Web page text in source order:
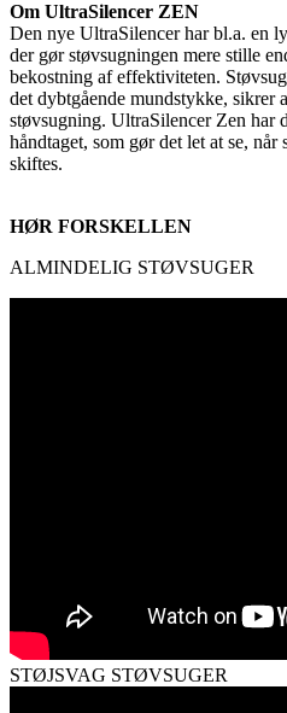
Om UltraSilencer ZEN
Den nye UltraSilencer har bl.a. en
der gør støvsugningen mere stille
bekostning af effektiviteten.
det dybtgående mundstykke,
støvsugning. UltraSilencer Zen har
håndtaget, som gør det let at se,
skiftes.
HØR FORSKELLEN
ALMINDELIG STØVSUGER
STØJSVAG STØVSUGER